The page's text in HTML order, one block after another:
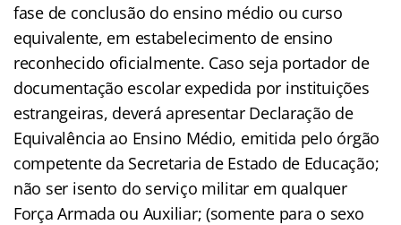
fase de conclusão do ensino médio ou curso
equivalente, em estabelecimento de ensino
reconhecido oficialmente. Caso seja portador de
documentação escolar expedida por instituições
estrangeiras, deverá apresentar Declaração de
Equivalência ao Ensino Médio, emitida pelo órgão
competente da Secretaria de Estado de Educação;
não ser isento do serviço militar em qualquer
Força Armada ou Auxiliar; (somente para o sexo